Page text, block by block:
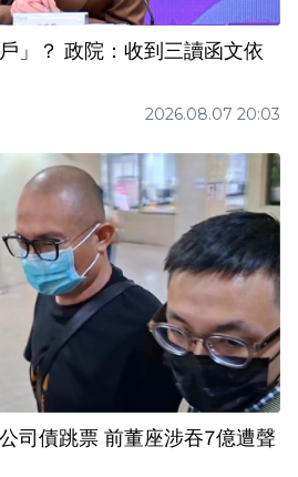
」？ 政院：收到三讀函文依
2026.08.07 20:03
司債跳票 前董座涉吞7億遭聲